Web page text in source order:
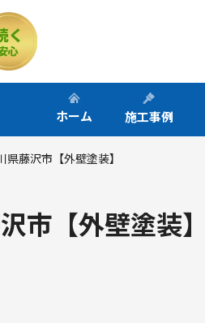
ホーム 施工事例
県藤沢市【外壁塗装】
市【外壁塗装】